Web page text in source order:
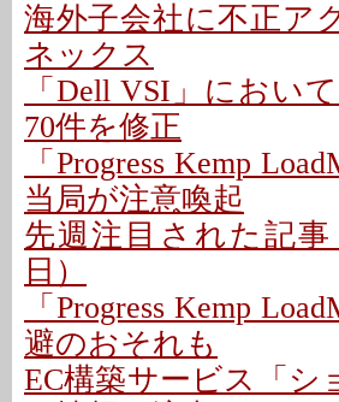
海外子会社に不正ア
ネックス
「Dell VSI」におい
70件を修正
「Progress Kemp
当局が注意喚起
先週注目された記事
日）
「Progress Kemp
避のおそれも
EC構築サービス「シ